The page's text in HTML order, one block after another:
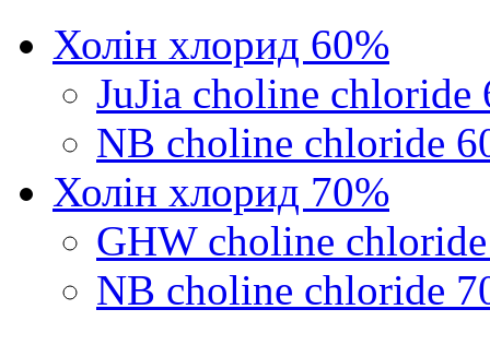
Холін хлорид 60%
JuJia сholine chloride
NB сholine chloride
Холін хлорид 70%
GHW сholine
NB сholine chloride